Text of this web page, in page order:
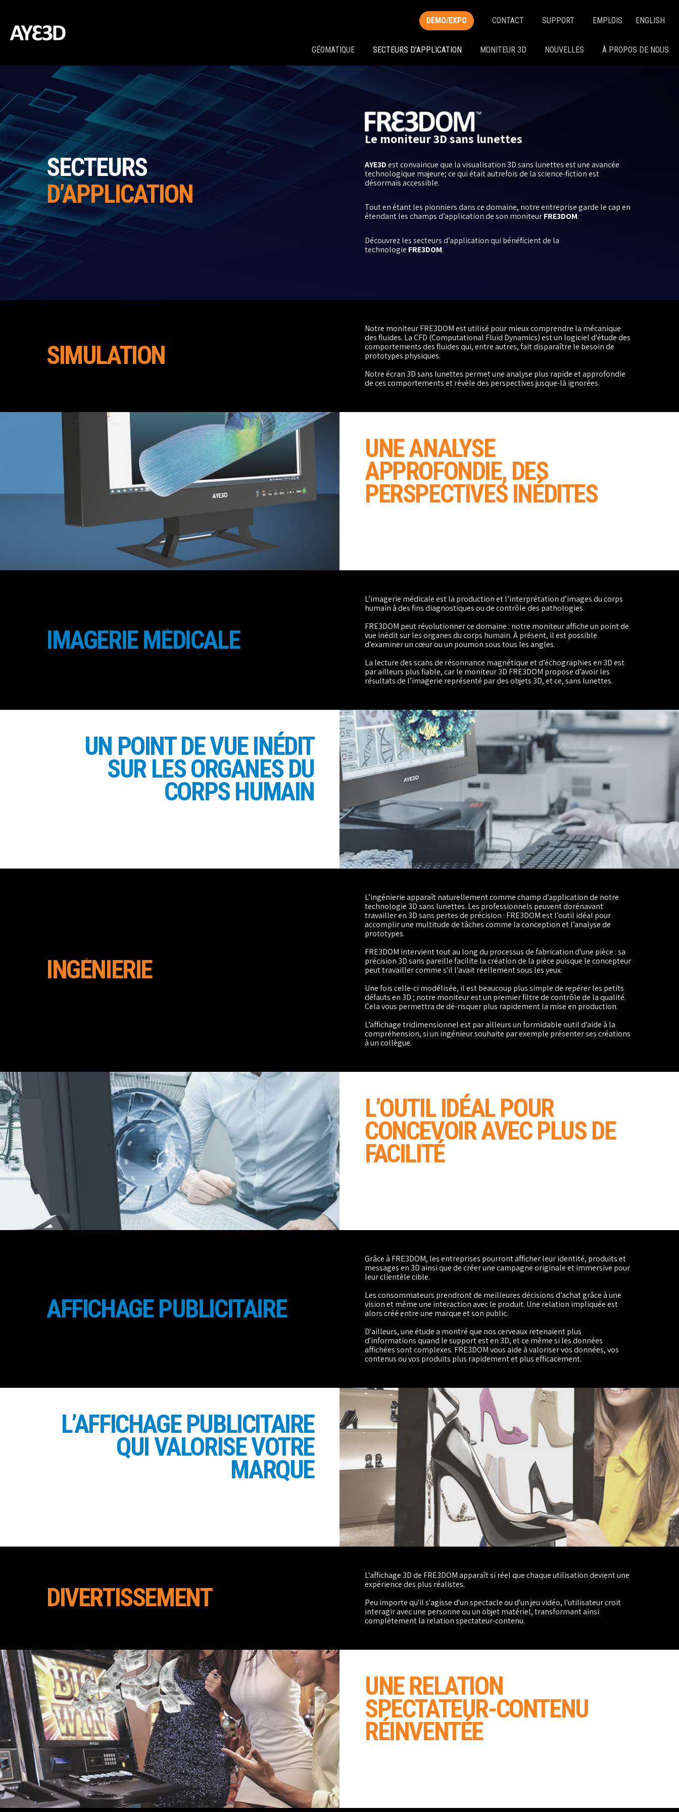
DÉMO/EXPO CONTACT SUPPORT EMPLOIS ENGLISH
GÉOMATIQUE SECTEURS D’APPLICATION MONITEUR 3D NOUVELLES À PROPOS DE NOUS
SECTEURS
D’APPLICATION
Le moniteur 3D sans lunettes
AYE3Dest convaincue que la visualisation 3D sans lunettes est une avancée
technologique majeure; ce qui était autrefois de la science-fiction est
désormais accessible.
Tout en étant les pionniers dans ce domaine, notre entreprise garde le cap en
étendant les champs d’application de son moniteurFRE3DOM.
Découvrez les secteurs d’application qui bénéficient de la
technologie FRE3DOM.
SIMULATION
Notre moniteur FRE3DOM est utilisé pour mieux comprendre la mécanique
des fluides. La CFD (Computational Fluid Dynamics) est un logiciel d'étude des
comportements des fluides qui, entre autres, fait disparaître le besoin de
prototypes physiques.
Notre écran 3D sans lunettes permet une analyse plus rapide et approfondie
de ces comportements et révèle des perspectives jusque-là ignorées.
UNE ANALYSE
APPROFONDIE, DES
PERSPECTIVES INÉDITES
IMAGERIE MÉDICALE
L’imagerie médicale est la production et l’interprétation d’images du corps
humain à des fins diagnostiques ou de contrôle des pathologies.
FRE3DOM peut révolutionner ce domaine : notre moniteur affiche un point de
vue inédit sur les organes du corps humain. À présent, il est possible
d’examiner un cœur ou un poumon sous tous les angles.
La lecture des scans de résonnance magnétique et d’échographies en 3D est
par ailleurs plus fiable, car le moniteur 3D FRE3DOM propose d’avoir les
résultats de l’imagerie représenté par des objets 3D, et ce, sans lunettes.
UN POINT DE VUE INÉDIT
SUR LES ORGANES DU
CORPS HUMAIN
INGÉNIERIE
L’ingénierie apparaît naturellement comme champ d’application de notre
technologie 3D sans lunettes. Les professionnels peuvent dorénavant
travailler en 3D sans pertes de précision : FRE3DOM est l’outil idéal pour
accomplir une multitude de tâches comme la conception et l’analyse de
prototypes.
FRE3DOM intervient tout au long du processus de fabrication d'une pièce : sa
précision 3D sans pareille facilite la création de la pièce puisque le concepteur
peut travailler comme s'il l'avait réellement sous les yeux.
Une fois celle-ci modélisée, il est beaucoup plus simple de repérer les petits
défauts en 3D ; notre moniteur est un premier filtre de contrôle de la qualité.
Cela vous permettra de dé-risquer plus rapidement la mise en production.
L’affichage tridimensionnel est par ailleurs un formidable outil d’aide à la
compréhension, si un ingénieur souhaite par exemple présenter ses créations
à un collègue.
L’OUTIL IDÉALPOUR
CONCEVOIRAVEC PLUS DE
FACILITÉ
AFFICHAGE PUBLICITAIRE
Grâce à FRE3DOM, les entreprises pourront afficher leur identité, produits et
messages en 3D ainsi que de créer une campagne originale et immersive pour
leur clientèle cible.
Les consommateurs prendront de meilleures décisions d’achat grâce à une
vision et même une interaction avec le produit. Une relation impliquée est
alors créé entre une marque et son public.
D'ailleurs, une étude a montré que nos cerveaux retenaient plus
d'informations quand le support est en 3D, et ce même si les données
affichées sont complexes. FRE3DOM vous aide à valoriser vos données, vos
contenus ou vos produits plus rapidement et plus efficacement.
L’AFFICHAGE PUBLICITAIRE
QUI VALORISE VOTRE
MARQUE
DIVERTISSEMENT
L'affichage 3D de FRE3DOM apparaît si réel que chaque utilisation devient une
expérience des plus réalistes.
Peu importe qu'il s'agisse d'un spectacle ou d'un jeu vidéo, l'utilisateur croit
interagir avec une personne ou un objet matériel, transformant ainsi
complètement la relation spectateur-contenu.
UNE RELATION
SPECTATEUR-CONTENU
RÉINVENTÉE